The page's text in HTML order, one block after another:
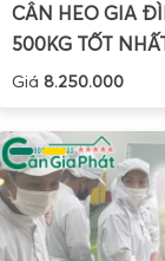
CÂN HEO GIA
500KG TỐT
Giá 8.250.000